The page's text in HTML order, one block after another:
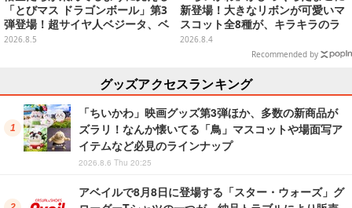
「とびマス ドラゴンボール」第3
弾登場！超サイヤ人ベジータ、ベ
ジットなど全6種
2026.8.5
新登場！大きなリボンが可愛いマ
スコット全8種が、キラキラのラ
メ入り入浴剤から飛び出す
2026.8.4
Recommended by
グッズアクセスランキング
「ちいかわ」映画グッズ第3弾ほか、多数の新商品が
ズラリ！なんか懐いてる「鳥」マスコットや場面写ア
イテムなど必見のラインナップ
2026.8.6 Thu 20:25
アベイルで8月8日に登場する「スター・ウォーズ」グ